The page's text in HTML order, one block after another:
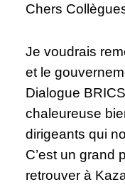
Chers
Je voudrais
et le
Dialogue
chaleureuse
dirigeants qui
C’est un grand
retrouver à